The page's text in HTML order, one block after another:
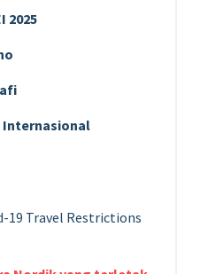
2025
Internasional